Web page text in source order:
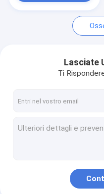
Bobina d'acciaio
Rotolo di nastro
Bobina dell'acciaio
Bobina dello strato di
Lasciate
Ti